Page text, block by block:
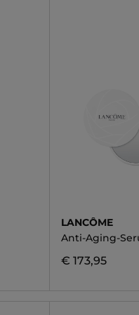
LANCÔME
Anti-Aging-
€ 173,95